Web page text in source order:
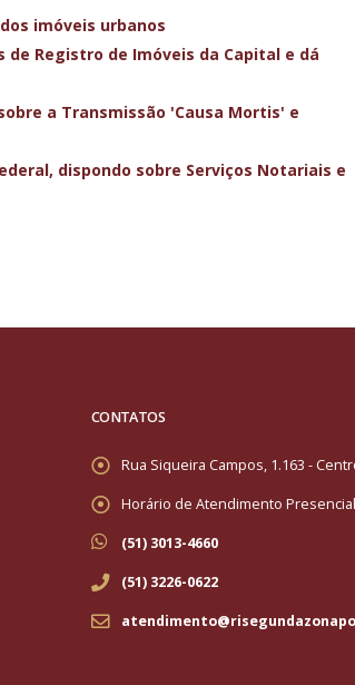
imóveis urbanos
de Registro de Imóveis da Capital e dá
a Transmissão 'Causa Mortis' e
dispondo sobre Serviços Notariais e
CONTATOS
Rua Siqueira Campos, 1.163 -
Horário de Atendimento
(51) 3013-4660
(51) 3226-0622